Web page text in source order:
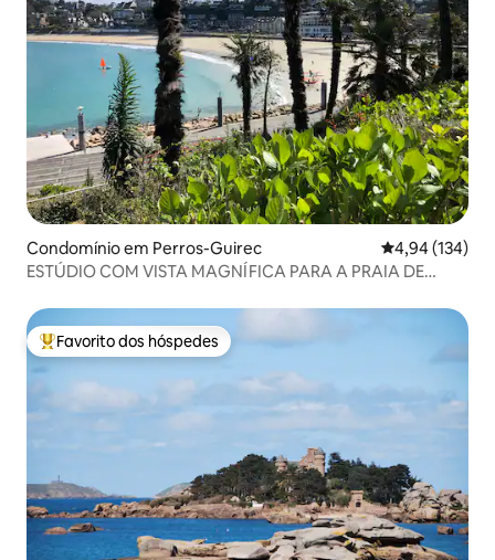
Condomínio em Perros-Guirec Classificação
4,94 (134)
ESTÚDIO COM VISTA MAGNÍFICA PARA A PRAIA DE
Favoritos dos hóspedes mais apreciados
Favorito dos hóspedes